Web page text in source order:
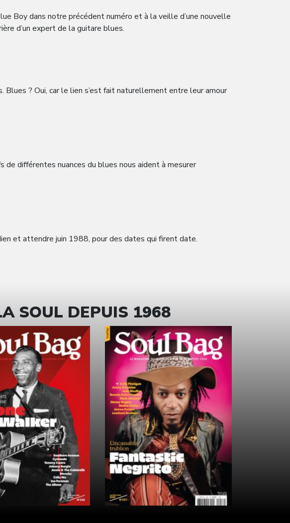
Boy dans notre précédent numéro et à la veille d’une nouvelle
d’un expert de la guitare blues.
? Oui, car le lien s’est fait naturellement entre leur amour
différentes nuances du blues nous aident à mesurer
et attendre juin 1988, pour des dates qui firent date.
SOUL DEPUIS 1968